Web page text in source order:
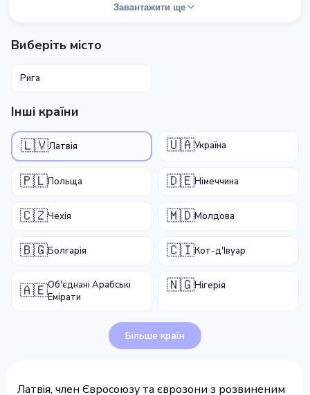
Завантажити ще
Виберіть місто
Рига
Інші країни
🇱🇻Латвія 🇺🇦Україна
🇵🇱Польща 🇩🇪Німеччина
🇨🇿Чехія 🇲🇩Молдова
🇧🇬Болгарія 🇨🇮Кот-д'Івуар
🇦🇪Об'єднані Арабські
Емірати
🇳🇬Нігерія
Більше країн
Латвія, член Євросоюзу та єврозони з розвиненим